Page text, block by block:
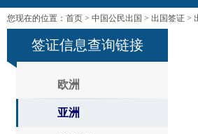
您现在的位置： 首页 > 中国公民出国 > 出国签证 >
签证信息查询链接
欧洲
亚洲